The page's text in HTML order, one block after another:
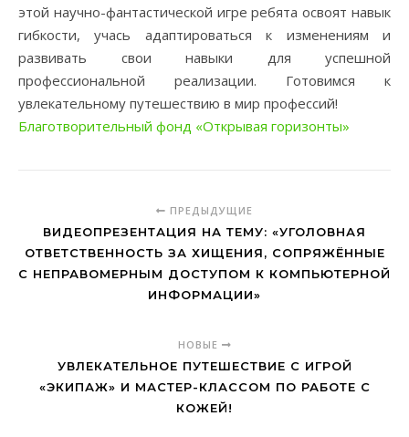
этой научно-фантастической игре ребята освоят навык
гибкости, учась адаптироваться к изменениям и
развивать свои навыки для успешной
профессиональной реализации. Готовимся к
увлекательному путешествию в мир профессий!
Благотворительный фонд «Открывая горизонты»
ПРЕДЫДУЩИЕ
ВИДЕОПРЕЗЕНТАЦИЯ НА ТЕМУ: «УГОЛОВНАЯ
ОТВЕТСТВЕННОСТЬ ЗА ХИЩЕНИЯ, СОПРЯЖЁННЫЕ
С НЕПРАВОМЕРНЫМ ДОСТУПОМ К КОМПЬЮТЕРНОЙ
ИНФОРМАЦИИ»
НОВЫЕ
УВЛЕКАТЕЛЬНОЕ ПУТЕШЕСТВИЕ С ИГРОЙ
«ЭКИПАЖ» И МАСТЕР-КЛАССОМ ПО РАБОТЕ С
КОЖЕЙ!